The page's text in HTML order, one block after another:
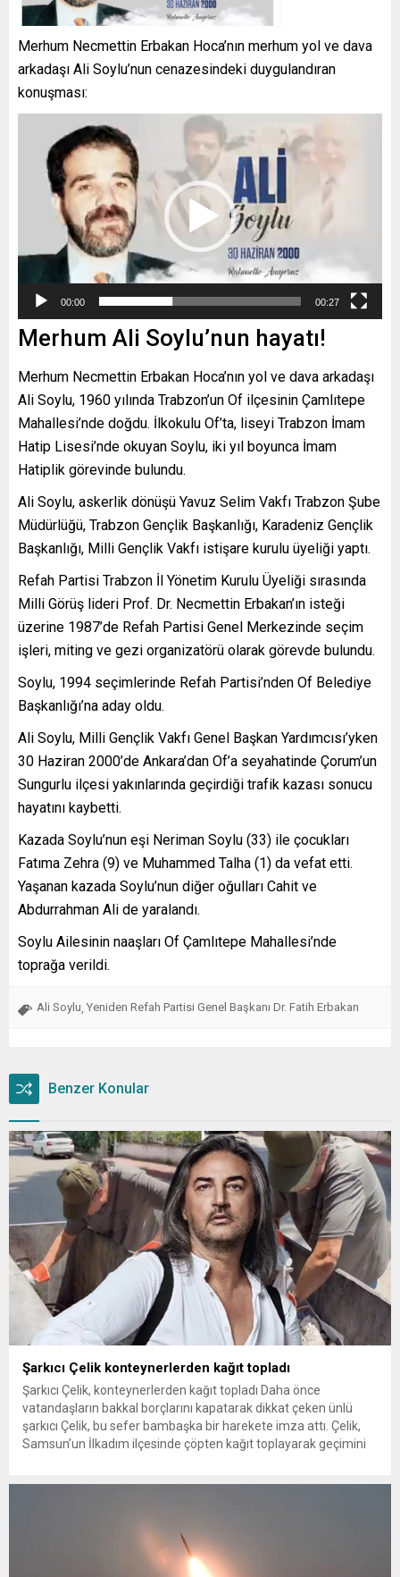
Merhum Necmettin Erbakan Hoca’nın merhum yol ve dava
arkadaşı Ali Soylu’nun cenazesindeki duygulandıran
konuşması:
oynatıcı
00:00 00:27
Merhum Ali Soylu’nun hayatı!
Merhum Necmettin Erbakan Hoca’nın yol ve dava arkadaşı
Ali Soylu, 1960 yılında Trabzon’un Of ilçesinin Çamlıtepe
Mahallesi’nde doğdu. İlkokulu Of’ta, liseyi Trabzon İmam
Hatip Lisesi’nde okuyan Soylu, iki yıl boyunca İmam
Hatiplik görevinde bulundu.
Ali Soylu, askerlik dönüşü Yavuz Selim Vakfı Trabzon Şube
Müdürlüğü, Trabzon Gençlik Başkanlığı, Karadeniz Gençlik
Başkanlığı, Milli Gençlik Vakfı istişare kurulu üyeliği yaptı.
Refah Partisi Trabzon İl Yönetim Kurulu Üyeliği sırasında
Milli Görüş lideri Prof. Dr. Necmettin Erbakan’ın isteği
üzerine 1987’de Refah Partisi Genel Merkezinde seçim
işleri, miting ve gezi organizatörü olarak görevde bulundu.
Soylu, 1994 seçimlerinde Refah Partisi’nden Of Belediye
Başkanlığı’na aday oldu.
Ali Soylu, Milli Gençlik Vakfı Genel Başkan Yardımcısı’yken
30 Haziran 2000’de Ankara’dan Of’a seyahatinde Çorum’un
Sungurlu ilçesi yakınlarında geçirdiği trafik kazası sonucu
hayatını kaybetti.
Kazada Soylu’nun eşi Neriman Soylu (33) ile çocukları
Fatıma Zehra (9) ve Muhammed Talha (1) da vefat etti.
Yaşanan kazada Soylu’nun diğer oğulları Cahit ve
Abdurrahman Ali de yaralandı.
Soylu Ailesinin naaşları Of Çamlıtepe Mahallesi’nde
toprağa verildi.
Ali Soylu Yeniden Refah Partisi Genel Başkanı Dr. Fatih Erbakan
Benzer Konular
Şarkıcı Çelik konteynerlerden kağıt topladı
Şarkıcı Çelik, konteynerlerden kağıt topladı Daha önce
vatandaşların bakkal borçlarını kapatarak dikkat çeken ünlü
şarkıcı Çelik, bu sefer bambaşka bir harekete imza attı. Çelik,
Samsun’un İlkadım ilçesinde çöpten kağıt toplayarak geçimini